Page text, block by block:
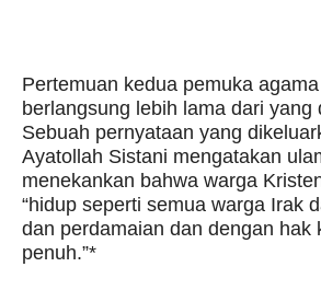
Pertemuan kedua pemuka
berlangsung lebih lama dari yang
Sebuah pernyataan yang
Ayatollah Sistani mengatakan
menekankan bahwa warga
“hidup seperti semua warga Irak
dan perdamaian dan dengan hak
penuh.”*